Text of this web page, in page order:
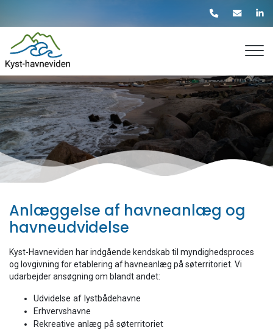
hovedindhold
Anlæggelse af havneanlæg og
havneudvidelse
Kyst-Havneviden har indgående kendskab til myndighedsproces
og lovgivning for etablering af havneanlæg på søterritoriet. Vi
udarbejder ansøgning om blandt andet:
​Udvidelse af lystbådehavne
​Erhvervshavne
​Rekreative anlæg på søterritoriet